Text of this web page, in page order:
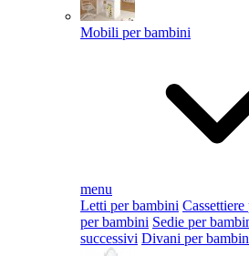
Mobili per bambini
menu
Letti per bambini
per bambini Sedie per
successivi Divani per